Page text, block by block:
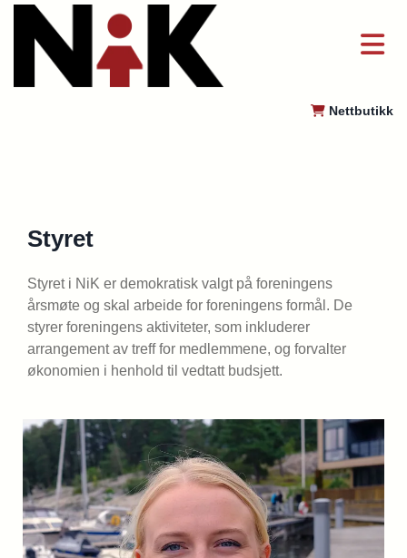
 Nettbutikk
Styret
Styret i NiK er demokratisk valgt på foreningens
årsmøte og skal arbeide for foreningens formål. De
styrer foreningens aktiviteter, som inkluderer
arrangement av treff for medlemmene, og forvalter
økonomien i henhold til vedtatt budsjett.